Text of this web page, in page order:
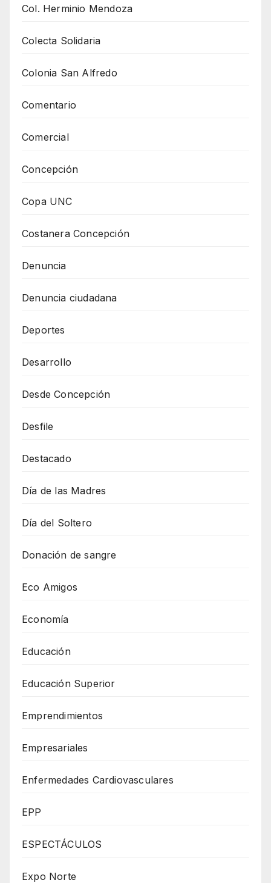
Col. Herminio Mendoza
Colecta Solidaria
Colonia San Alfredo
Comentario
Comercial
Concepción
Copa UNC
Costanera Concepción
Denuncia
Denuncia ciudadana
Deportes
Desarrollo
Desde Concepción
Desfile
Destacado
Día de las Madres
Día del Soltero
Donación de sangre
Eco Amigos
Economía
Educación
Educación Superior
Emprendimientos
Empresariales
Enfermedades Cardiovasculares
EPP
ESPECTÁCULOS
Expo Norte